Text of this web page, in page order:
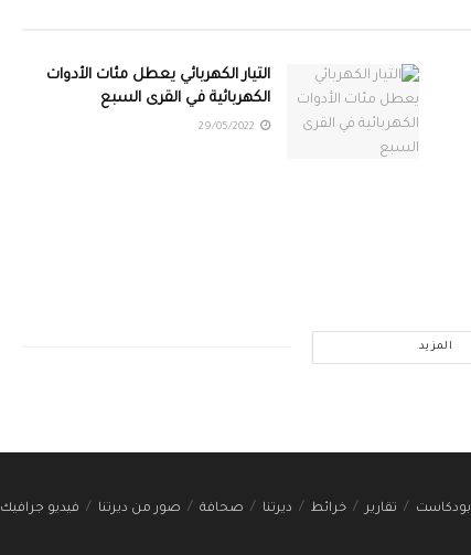
التيار الكهربائي يعطل مئات الأدوات
الكهربائية في القرى السبع
المزيد
بودكاست تقارير خرائط ديرتنا صحافة صور من ديرتنا فيديو جرافيك